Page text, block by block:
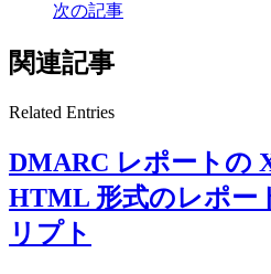
次の記事
関連記事
Related Entries
DMARC レポートの
HTML 形式のレポー
リプト